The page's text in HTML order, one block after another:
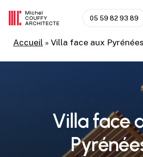
content
05 59 82 93 89
Accueil » Villa face aux Pyrénées
Vi a face
Pyrénée